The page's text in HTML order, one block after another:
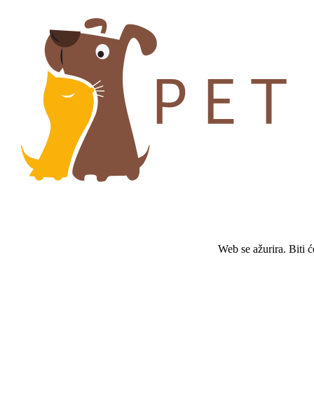
Web se ažurira. Biti